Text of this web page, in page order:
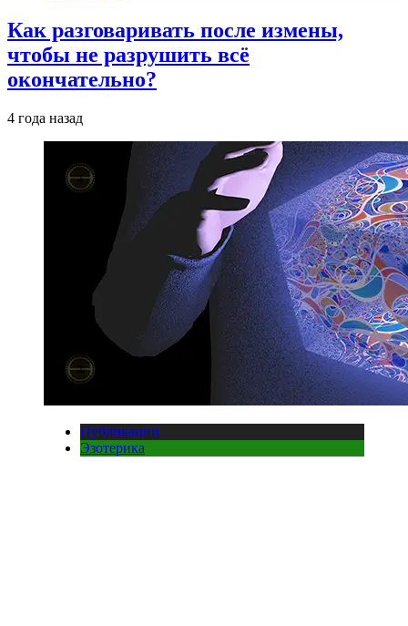
Как разговаривать после измены,
чтобы не разрушить всё
окончательно?
4 года назад
Публикации
Эзотерика